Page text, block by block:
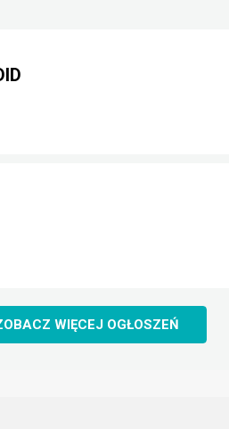
WIĘCEJ OGŁOSZEŃ